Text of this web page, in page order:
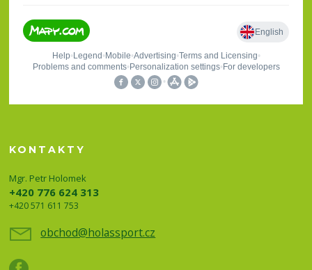
KONTAKTY
Mgr. Petr Holomek
+420 776 624 313
+420 571 611 753
obchod@holassport.cz